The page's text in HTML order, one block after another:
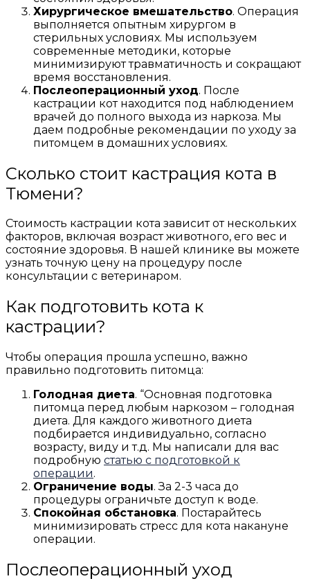
Хирургическое вмешательство. Операция
выполняется опытным хирургом в
стерильных условиях. Мы используем
современные методики, которые
минимизируют травматичность и сокращают
время восстановления.
Послеоперационный уход. После
кастрации кот находится под наблюдением
врачей до полного выхода из наркоза. Мы
даем подробные рекомендации по уходу за
питомцем в домашних условиях.
Сколько стоит кастрация кота в
Тюмени?
Стоимость кастрации кота зависит от нескольких
факторов, включая возраст животного, его вес и
состояние здоровья. В нашей клинике вы можете
узнать точную цену на процедуру после
консультации с ветеринаром.
Как подготовить кота к
кастрации?
Чтобы операция прошла успешно, важно
правильно подготовить питомца:
Голодная диета. “Основная подготовка
питомца перед любым наркозом – голодная
диета. Для каждого животного диета
подбирается индивидуально, согласно
возрасту, виду и т.д. Мы написали для вас
подробную статью с подготовкой к
операции.
Ограничение воды. За 2-3 часа до
процедуры ограничьте доступ к воде.
Спокойная обстановка. Постарайтесь
минимизировать стресс для кота накануне
операции.
Послеоперационный уход